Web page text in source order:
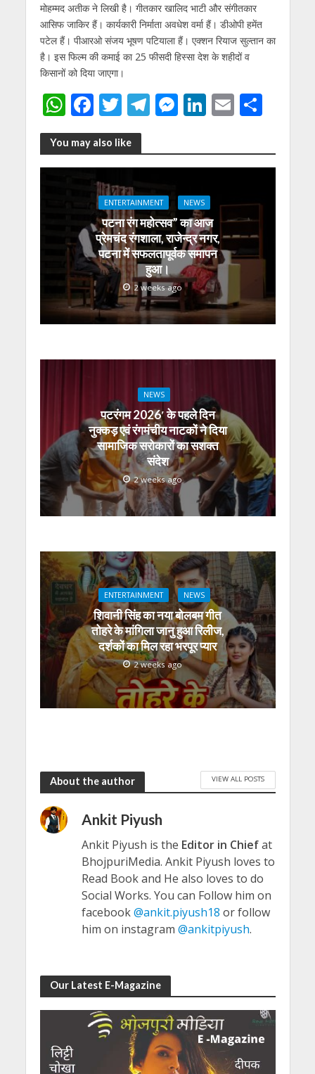
मोहम्‍मद अतीक ने लिखी है। गीतकार खालिद भाटी और संगीतकार
आसिफ जाकिर हैं। कार्यकारी निर्माता अवधेश वर्मा हैं। डीओपी हमेंत
पटेल हैं। पीआरओ संजय भूषण पटियाला हैं। एक्‍शन रियाज सुल्‍तान का
है। इस फिल्‍म की कमाई का 25 फीसदी हिस्‍सा देश के शहीदों व
किसानों को दिया जाएगा।
W
h
at
s
p
F
ac
e
b
o
o
k
T
w
itt
er
T
el
e
gr
a
m
M
e
ss
e
n
g
er
Li
n
k
e
dI
n
E
m
ai
l
S
ar
e
You may also like
ENTERTAINMENT NEWS
पटना रंग महोत्सव” का आज
प्रेमचंद रंगशाला, राजेन्द्र नगर,
पटना में सफलतापूर्वक समापन
हुआ।
2 weeks ago
NEWS
पटरंगम 2026′ के पहले दिन
नुक्कड़ एवं रंगमंचीय नाटकों ने दिया
सामाजिक सरोकारों का सशक्त
संदेश
2 weeks ago
ENTERTAINMENT NEWS
शिवानी सिंह का नया बोलबम गीत
तोहरे के मांगिला जानु हुआ रिलीज,
दर्शकों का मिल रहा भरपूर प्यार
2 weeks ago
About the author VIEW ALL POSTS
Ankit Piyush
Ankit Piyush is the Editor in Chiefat
BhojpuriMedia. Ankit Piyush loves to
Read Book and He also loves to do
Social Works. You can Follow him on
facebook@ankit.piyush18 or follow
him on instagram @ankitpiyush.
Our Latest E-Magazine